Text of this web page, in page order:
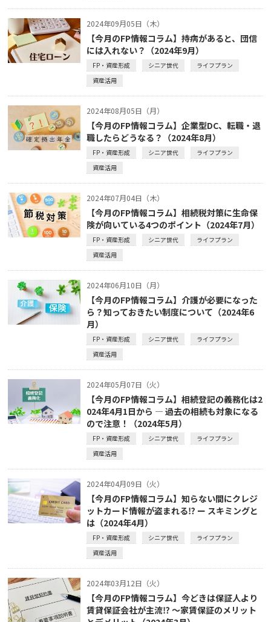
2024年09月05日（木）
【今月のFP情報コラム】持病があると、団信
には入れない？（2024年9月）
FP・資産形成 シニア世代
ライフプラン
資産活用
2024年08月05日（月）
【今月のFP情報コラム】企業型DC、転職・退
職したらどうなる？（2024年8月）
FP・資産形成 シニア世代
ライフプラン
資産活用
2024年07月04日（木）
【今月のFP情報コラム】相続税対策に生命保
険が向いている4つのポイント（2024年7月）
FP・資産形成 シニア世代
ライフプラン
資産活用
2024年06月10日（月）
【今月のFP情報コラム】介護が必要になった
ら？知っておきたい制度について（2024年6
月）
FP・資産形成 シニア世代
ライフプラン
資産活用
2024年05月07日（火）
【今月のFP情報コラム】相続登記の義務化は2
024年4月1日から ― 過去の相続も対象になる
ので注意！（2024年5月）
FP・資産形成 シニア世代
ライフプラン
資産活用
2024年04月09日（火）
【今月のFP情報コラム】知らない間にクレジ
ットカード情報が盗まれる⁉ ー スキミングと
は（2024年4月）
FP・資産形成 シニア世代
ライフプラン
資産活用
2024年03月12日（火）
【今月のFP情報コラム】今どきは保証人より
賃貸保証会社が主流⁉ ～家賃保証のメリット